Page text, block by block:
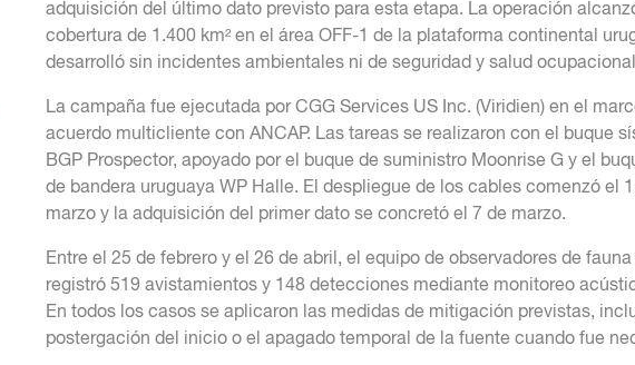
adquisición del último dato previsto para esta etapa. La operación
cobertura de 1.400 km² en el área OFF-1 de la plataforma continental
desarrolló sin incidentes ambientales ni de seguridad y salud
La campaña fue ejecutada por CGG Services US Inc. (Viridien) en el
acuerdo multicliente con ANCAP. Las tareas se realizaron con el buque
BGP Prospector, apoyado por el buque de suministro Moonrise G y el
de bandera uruguaya WP Halle. El despliegue de los cables comenzó el
marzo y la adquisición del primer dato se concretó el 7 de marzo.
Entre el 25 de febrero y el 26 de abril, el equipo de observadores de
registró 519 avistamientos y 148 detecciones mediante monitoreo
En todos los casos se aplicaron las medidas de mitigación previstas,
postergación del inicio o el apagado temporal de la fuente cuando fue